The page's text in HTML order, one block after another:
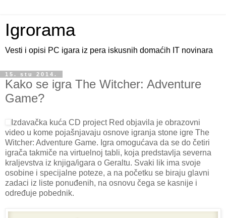
Igrorama
Vesti i opisi PC igara iz pera iskusnih domaćih IT novinara
15. stu 2014.
Kako se igra The Witcher: Adventure
Game?
Izdavačka kuća CD project Red objavila je obrazovni
video u kome pojašnjavaju osnove igranja stone igre The
Witcher: Adventure Game. Igra omogućava da se do četiri
igrača takmiče na virtuelnoj tabli, koja predstavlja severna
kraljevstva iz knjiga/igara o Geraltu. Svaki lik ima svoje
osobine i specijalne poteze, a na početku se biraju glavni
zadaci iz liste ponuđenih, na osnovu čega se kasnije i
određuje pobednik.